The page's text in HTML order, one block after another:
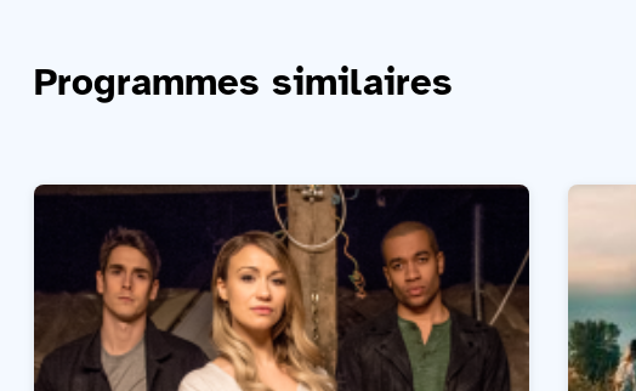
Programmes similaires